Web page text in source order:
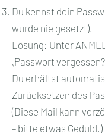
Du kennst dein
wurde nie gesetzt).
Lösung: Unter
„Passwort
Du erhältst
Zurücksetzen des
(Diese Mail kann
– bitte etwas Geduld.)